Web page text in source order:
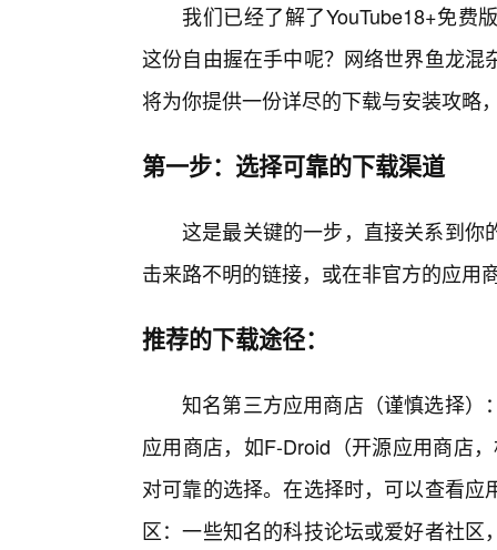
我们已经了解了YouTube18+免费
这份自由握在手中呢？网络世界鱼龙
将为你提供一份详尽的下载与安装攻略
第一步：选择可靠的下载渠道
这是最关键的一步，直接关系到你
击来路不明的链接，或在非官方的应用
推荐的下载途径：
知名第三方应用商店（谨慎选择）
应用商店，如F-Droid（开源应用商店
对可靠的选择。在选择时，可以查看
区：一些知名的科技论坛或爱好者社